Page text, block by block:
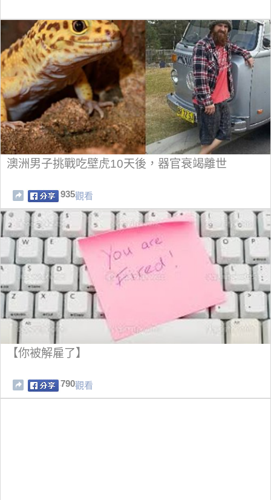
澳洲男子挑戰吃壁虎10天後，器官衰竭離世
935觀看
【你被解雇了】
790觀看